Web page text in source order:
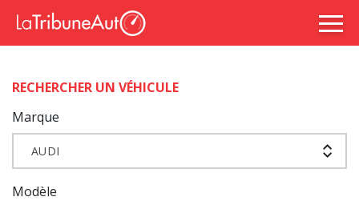
RECHERCHER UN VÉHICULE
Marque
AUDI
Modèle